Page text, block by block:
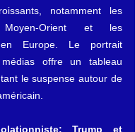
notamment les
Orient et les
en Europe. Le portrait
offre un tableau
le suspense autour de
Trump et